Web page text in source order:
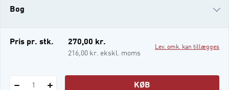
verden, hvor kom
Bog
e-bog
Pris pr. stk. 270,00 kr.
216,00 kr. ekskl. moms
Lev. omk. kan tillægges
1 KØB